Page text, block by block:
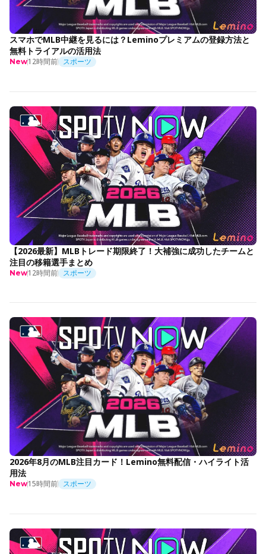
スマホでMLB中継を見るには？Leminoプレミアムの登録方法と
無料トライアルの活用法
New12時間前 スポーツ
【2026最新】MLBトレード期限終了！大補強に成功したチームと
注目の移籍選手まとめ
New12時間前 スポーツ
2026年8月のMLB注目カード！Lemino無料配信・ハイライト活
用法
New15時間前 スポーツ